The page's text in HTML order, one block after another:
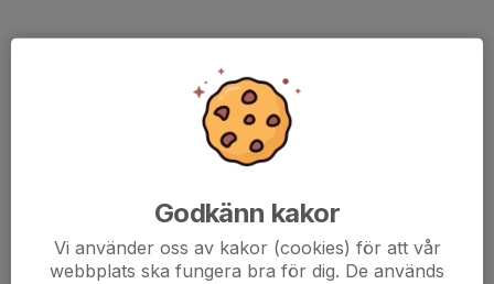
Godkänn kakor
Vi använder oss av kakor (cookies) för att vår
webbplats ska fungera bra för dig. De används